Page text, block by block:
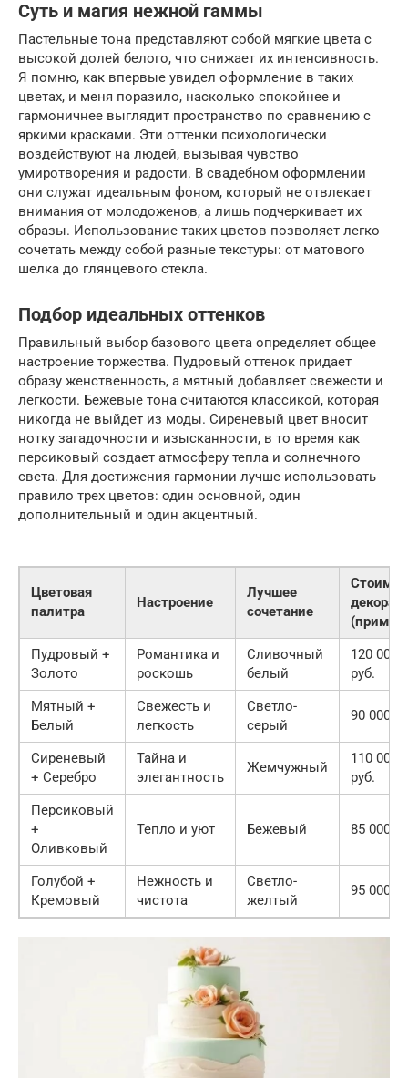
Суть и магия нежной гаммы
Пастельные тона представляют собой мягкие цвета с
высокой долей белого, что снижает их интенсивность.
Я помню, как впервые увидел оформление в таких
цветах, и меня поразило, насколько спокойнее и
гармоничнее выглядит пространство по сравнению с
яркими красками. Эти оттенки психологически
воздействуют на людей, вызывая чувство
умиротворения и радости. В свадебном оформлении
они служат идеальным фоном, который не отвлекает
внимания от молодоженов, а лишь подчеркивает их
образы. Использование таких цветов позволяет легко
сочетать между собой разные текстуры: от матового
шелка до глянцевого стекла.
Подбор идеальных оттенков
Правильный выбор базового цвета определяет общее
настроение торжества. Пудровый оттенок придает
образу женственность, а мятный добавляет свежести и
легкости. Бежевые тона считаются классикой, которая
никогда не выйдет из моды. Сиреневый цвет вносит
нотку загадочности и изысканности, в то время как
персиковый создает атмосферу тепла и солнечного
света. Для достижения гармонии лучше использовать
правило трех цветов: один основной, один
дополнительный и один акцентный.
Цветовая
палитра
Настроение
Лучшее
сочетание
декора
Пудровый +
Золото
Романтика и
роскошь
Сливочный
белый
120 000
руб.
Мятный +
Белый
Свежесть и
легкость
Светло-
серый
90 000
Сиреневый
+ Серебро
Тайна и
элегантность
Жемчужный
110 000
руб.
Персиковый
+
Оливковый
Тепло и уют Бежевый 85 000
Голубой +
Кремовый
Нежность и
чистота
Светло-
желтый
95 000